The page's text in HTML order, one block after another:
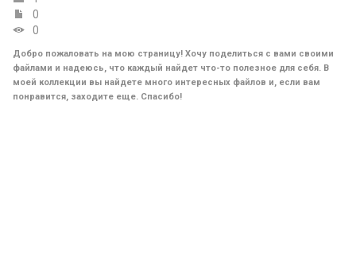
0
0
Добро пожаловать на мою страницу! Хочу поделиться с вами своими
файлами и надеюсь, что каждый найдет что-то полезное для себя. В
моей коллекции вы найдете много интересных файлов и, если вам
понравится, заходите еще. Спасибо!